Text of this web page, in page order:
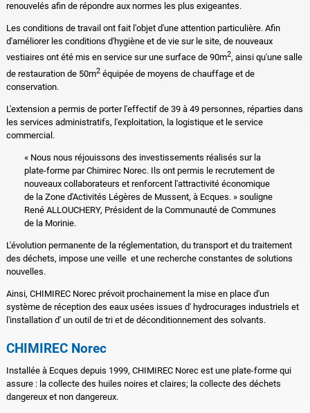
renouvelés afin de répondre aux normes les plus exigeantes.
Les conditions de travail ont fait l'objet d'une attention particulière. Afin
d'améliorer les conditions d'hygiène et de vie sur le site, de nouveaux
vestiaires ont été mis en service sur une surface de 90m2, ainsi qu'une salle
de restauration de 50m2équipée de moyens de chauffage et de
conservation.
L'extension a permis de porter l'effectif de 39 à 49 personnes, réparties dans
les services administratifs, l'exploitation, la logistique et le service
commercial.
« Nous nous réjouissons des investissements réalisés sur la
plate-forme par Chimirec Norec. Ils ont permis le recrutement de
nouveaux collaborateurs et renforcent l'attractivité économique
de la Zone d'Activités Légères de Mussent, à Ecques. » souligne
René ALLOUCHERY, Président de la Communauté de Communes
de la Morinie.
L'évolution permanente de la réglementation, du transport et du traitement
des déchets, impose une veille et une recherche constantes de solutions
nouvelles.
Ainsi, CHIMIREC Norec prévoit prochainement la mise en place d'un
système de réception des eaux usées issues d' hydrocurages industriels et
l'installation d' un outil de tri et de déconditionnement des solvants.
CHIMIREC Norec
Installée à Ecques depuis 1999, CHIMIREC Norec est une plate-forme qui
assure : la collecte des huiles noires et claires; la collecte des déchets
dangereux et non dangereux.